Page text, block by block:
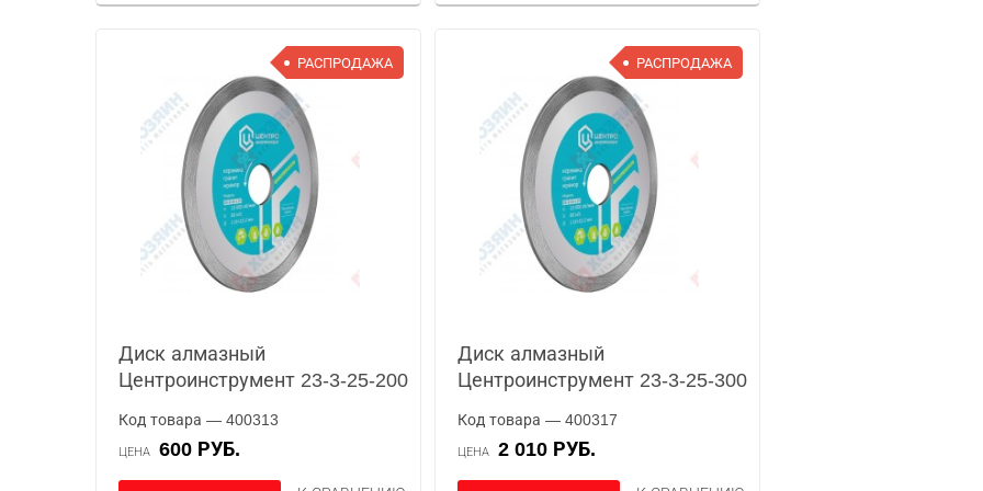
РАСПРОДАЖА
Диск алмазный
Центроинструмент 23-3-25-200
Код товара — 400313
ЦЕНА 600 РУБ.
РАСПРОДАЖА
Диск алмазный
Центроинструмент 23-3-25-300
Код товара — 400317
ЦЕНА 2 010 РУБ.